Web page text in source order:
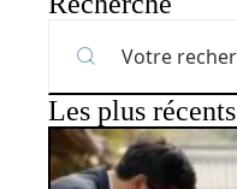
Les plus récents